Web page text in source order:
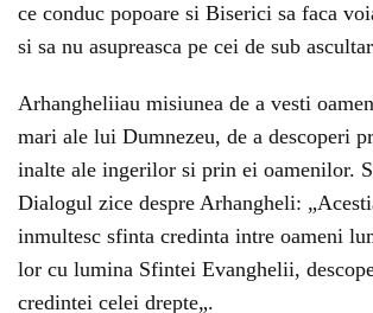
ce conduc popoare si Biserici sa faca
si sa nu asupreasca pe cei de sub
Arhangheliiau misiunea de a vesti
mari ale lui Dumnezeu, de a descoperi
inalte ale ingerilor si prin ei oamenilor.
Dialogul zice despre Arhangheli:
inmultesc sfinta credinta intre oameni
lor cu lumina Sfintei Evanghelii,
credintei celei drepte„.